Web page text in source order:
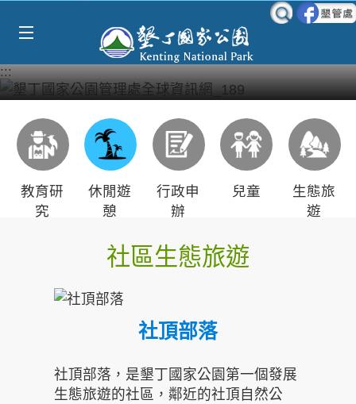
:::
教育研
究
休閒遊
憩
行政申
辦
兒童
生態旅
遊
社區生態旅遊
社頂部落
社頂部落，是墾丁國家公園第一個發展
生態旅遊的社區，鄰近的社頂自然公